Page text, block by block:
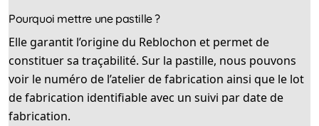
Pourquoi mettre une pastille ?
Elle garantit l’origine du Reblochon et permet de
constituer sa traçabilité. Sur la pastille, nous pouvons
voir le numéro de l’atelier de fabrication ainsi que le lot
de fabrication identifiable avec un suivi par date de
fabrication.